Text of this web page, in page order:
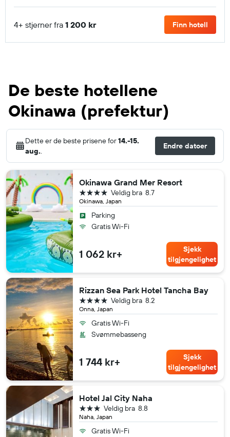
4+ stjerner fra 1 200 kr Finn hotell
De beste hotellene
Okinawa (prefektur)
Dette er de beste prisene for14.-15.
aug..
Endre datoer
Okinawa Grand Mer Resort
Okinawa, Japan
8.7
Veldig bra
4 stjerner
Parking
Gratis Wi-Fi
1 062 kr+
Sjekk
tilgjengelighet
Rizzan Sea Park Hotel Tancha Bay
Onna, Japan
8.2
Veldig bra
4 stjerner
Gratis Wi-Fi
Svømmebasseng
1 744 kr+
Sjekk
tilgjengelighet
Hotel Jal City Naha
Naha, Japan
8.8
Veldig bra
3 stjerner
Gratis Wi-Fi